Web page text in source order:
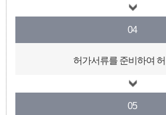
04
허가서류를 준비하여
05